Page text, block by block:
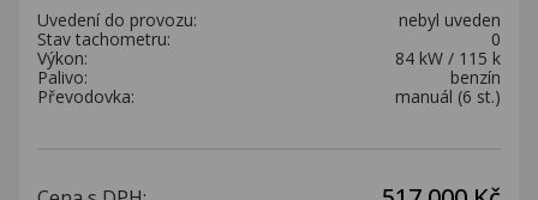
Uvedení do provozu:
nebyl uveden
Stav tachometru:
0
Výkon:
84 kW / 115 k
Palivo:
benzín
Převodovka:
manuál (6 st.)